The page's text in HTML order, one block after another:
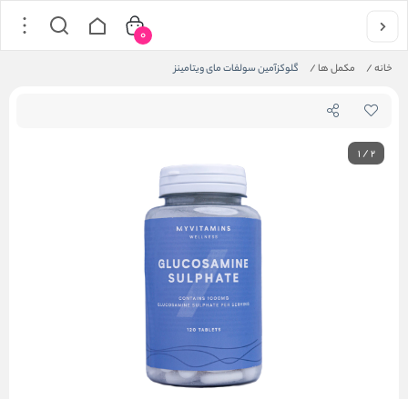
خانه/ مکمل ها/ گلوکزآمین سولفات مای ویتامینز
0
1/2